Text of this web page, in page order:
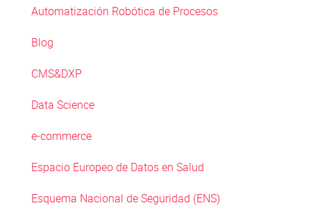
Automatización Robótica de Procesos
Blog
CMS&DXP
Data Science
e-commerce
Espacio Europeo de Datos en Salud
Esquema Nacional de Seguridad (ENS)